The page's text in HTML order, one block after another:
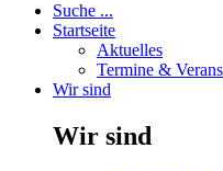
Suche ...
Startseite
Aktuelles
Termine &
Wir sind
Wir sind